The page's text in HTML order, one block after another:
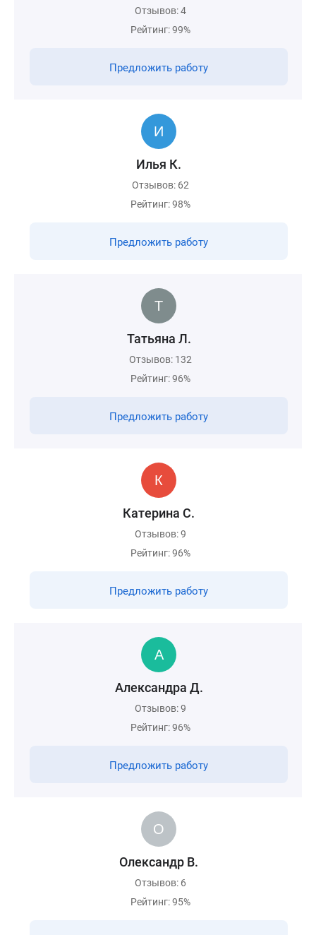
Отзывов: 4
Рейтинг: 99%
Предложить работу
Илья К.
Отзывов: 62
Рейтинг: 98%
Предложить работу
Татьяна Л.
Отзывов: 132
Рейтинг: 96%
Предложить работу
Катерина С.
Отзывов: 9
Рейтинг: 96%
Предложить работу
Александра Д.
Отзывов: 9
Рейтинг: 96%
Предложить работу
Олександр В.
Отзывов: 6
Рейтинг: 95%